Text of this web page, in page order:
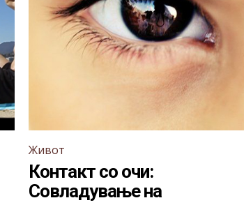
Живот
Контакт со очи:
Совладување на